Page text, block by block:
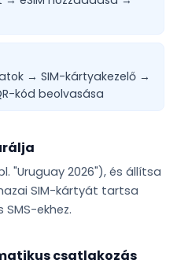
→ SIM-kártyakezelő →
kód beolvasása
"Uruguay 2026"), és állítsa
SIM-kártyát tartsa
ekhez.
csatlakozás